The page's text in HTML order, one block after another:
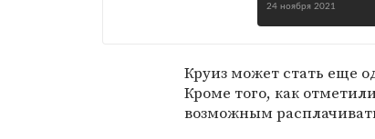
24 ноября 2021
Круиз может стать еще
Кроме того, как
возможным